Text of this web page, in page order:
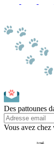
Des pattounes
Vous avez chez